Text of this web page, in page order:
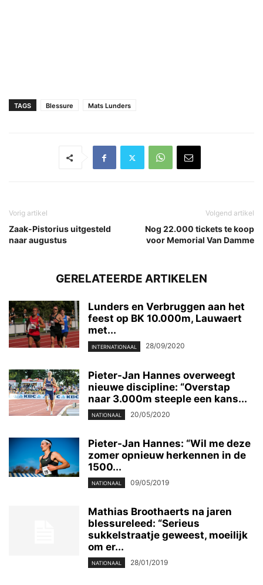
TAGS Blessure Mats Lunders
Vorig artikel
Zaak-Pistorius uitgesteld
naar augustus
Volgend artikel
Nog 22.000 tickets te koop
voor Memorial Van Damme
GERELATEERDE ARTIKELEN
Lunders en Verbruggen aan het
feest op BK 10.000m, Lauwaert
met...
INTERNATIONAAL 28/09/2020
Pieter-Jan Hannes overweegt
nieuwe discipline: “Overstap
naar 3.000m steeple een kans...
NATIONAAL 20/05/2020
Pieter-Jan Hannes: “Wil me deze
zomer opnieuw herkennen in de
1500...
NATIONAAL 09/05/2019
Mathias Broothaerts na jaren
blessureleed: “Serieus
sukkelstraatje geweest, moeilijk
om er...
NATIONAAL 28/01/2019